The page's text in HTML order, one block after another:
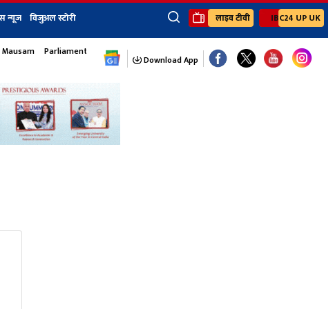
न्यूज विजुअल स्टोरी
×
खेल जॉब्स न्यूज Youtube Channels
लाइव टीवी IBC24 UP UK
Mausam Parliament Monsoon Session
Download App